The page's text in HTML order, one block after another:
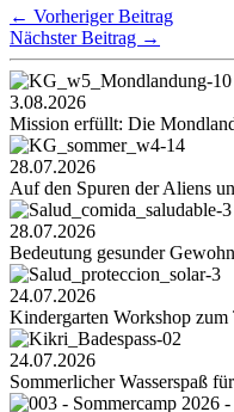
← Vorheriger Beitrag
Nächster Beitrag →
3.08.2026
Mission erfüllt: Die
28.07.2026
Auf den Spuren der Aliens
28.07.2026
Bedeutung gesunder
24.07.2026
Kindergarten Workshop zum
24.07.2026
Sommerlicher Wasserspaß